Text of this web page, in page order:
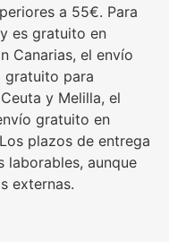
a 55€. Para
es gratuito en
Canarias, el envío
gratuito para
y Melilla, el
gratuito en
plazos de entrega
laborables, aunque
externas.